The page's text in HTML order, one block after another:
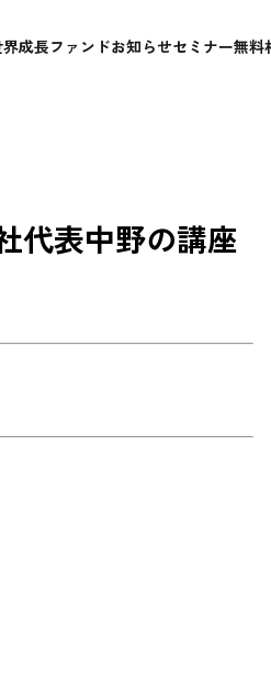
成長ファンドお知らせセミナー無料
代表中野の講座